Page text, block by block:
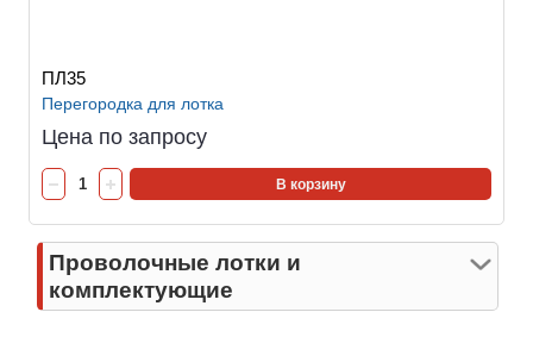
ПЛ35
Перегородка для лотка
Цена по запросу
В корзину
Проволочные лотки и
комплектующие